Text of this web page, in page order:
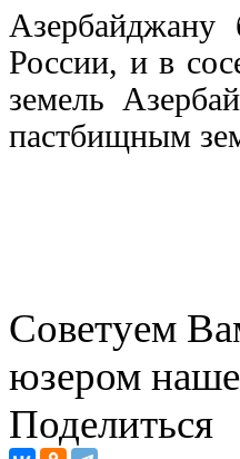
России, и в
земель
пастбищным
Советуем
юзером
Поделиться